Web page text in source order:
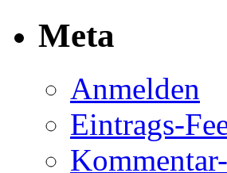
Meta
Anmelden
Eintrags-